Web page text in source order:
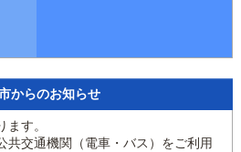
からのお知らせ
す。
共交通機関（電車・バス）をご利用